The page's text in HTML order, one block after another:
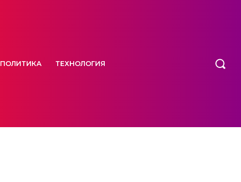
ПОЛИТИКА ТЕХНОЛОГИЯ